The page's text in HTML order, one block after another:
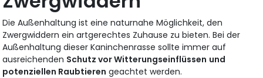
Die Außenhaltung ist eine naturnahe Möglichkeit, den
Zwergwiddern ein artgerechtes Zuhause zu bieten. Bei der
Außenhaltung dieser Kaninchenrasse sollte immer auf
ausreichenden Schutz vor Witterungseinflüssen und
potenziellen Raubtieren geachtet werden.